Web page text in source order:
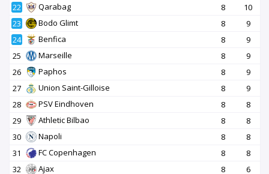
22
Qarabag 8
10
23
Bodo Glimt 8
9
24
Benfica 8
9
25
Marseille 8
9
26
Paphos 8
9
27
Union Saint-Gilloise 8
9
28
PSV Eindhoven 8
8
29
Athletic Bilbao 8
8
30
Napoli 8
8
31
FC Copenhagen 8
8
32
Ajax 8 6